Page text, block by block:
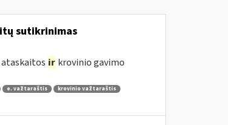
sutikrinimas
ir krovinio gavimo
e. važtaraštis krovinio važtaraštis